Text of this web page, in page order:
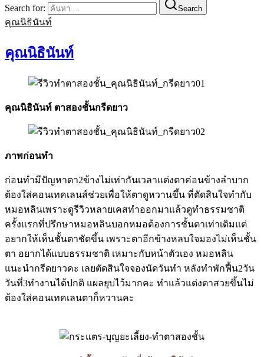
Search for: Search
คุณนิธินันท์
คุณนิธินันท์
คุณนิธินันท์ ตาสองชั้นกรีดยาว
ภาพก่อนทำ
ก่อนทำมีปัญหาตา2ข้างไม่เท่ากันเวลาแต่งตาค่อนข้างลำบาก
ต้องใส่คอนเทคเลนส์ช่วยเพื่อให้ตาดูหวานขึ้น ที่ตัดสินใจทำกับ
หมอหลินเพราะดูรีวิวหลายเคสทำออกมาแล้วดูทำธรรมชาติ
ครั้งแรกที่ปรึกษาหมอหลินบอกหมอต้องการชั้นตาเท่าเดิมแต่
อยากให้เห็นชั้นตาชัดขึ้น เพราะตาอีกข้างหลบใจมองไม่เห็นชั้น
ตา อยากได้แบบธรรมชาติ เหมาะกับหน้าตัวเอง หมอหลิน
แนะนำกรีดยาวคะ เลยตัดสินใจจองนัดวันทำ หลังทำพักฟื้น2วัน
วันที่3ทำงานได้ปกติ แผลยุบไว้มากคะ ทำแล้วแต่งตาสวยขึ้นไม่
ต้องใส่คอนเทคเลนตาก็หวานคะ